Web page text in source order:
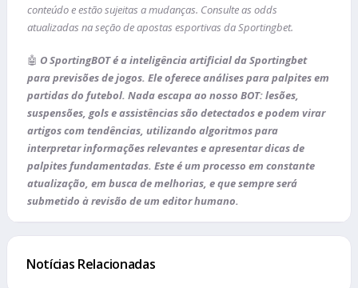
conteúdo e estão sujeitas a mudanças. Consulte as odds
atualizadas na seção de apostas esportivas da Sportingbet.
🤖 O SportingBOT é a inteligência artificial da Sportingbet
para previsões de jogos. Ele oferece análises para palpites em
partidas do futebol. Nada escapa ao nosso BOT: lesões,
suspensões, gols e assistências são detectados e podem virar
artigos com tendências, utilizando algoritmos para
interpretar informações relevantes e apresentar dicas de
palpites fundamentadas. Este é um processo em constante
atualização, em busca de melhorias, e que sempre será
submetido à revisão de um editor humano.
Notícias Relacionadas